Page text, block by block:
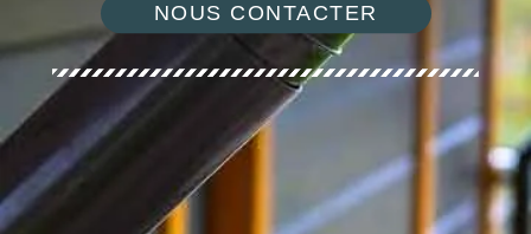
NOUS CONTACTER